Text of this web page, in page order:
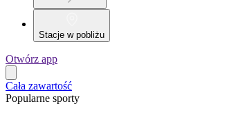
Stacje w pobliżu
Otwórz app
Cała zawartość
Popularne sporty